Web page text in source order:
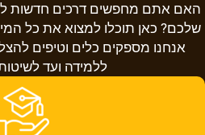
האם אתם מחפשים דרכים חדשות
שלכם? כאן תוכלו למצוא את כל
אנחנו מספקים כלים וטיפים
ללמידה ועד